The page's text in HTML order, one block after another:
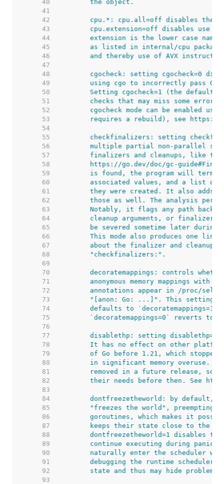
    40
    41
    42
    43
    44
    45
    46
    47
    48
    49
    50
    51
    52
    53
    54
    55
    56
    57
    58
    59
    60
    61
    62
    63
    64
    65
    66
    67
    68
    69
    70
    71
    72
    73
    74
    75
    76
    77
    78
    79
    80
    81
    82
    83
    84
    85
    86
    87
    88
    89
    90
    91
    92
    93